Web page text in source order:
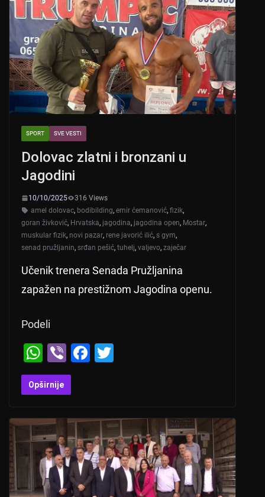
SPORT SVE VESTI
Dolovac zlatni i bronzani u
Jagodini
10/10/2025
316 Views
amel dolovac, bodibilding, emir ćemanović, fizik,
goran živković, Hrvatska, jagodina, jagodina open, Mostar,
muskular fizik, novi pazar, rene javorić ilić, s gym,
senad pružljanin, srđan pešić, tuhelj, valjevo, zaječar
Učenik trenera Senada Pružljanina
zapažen na prestižnom Jagodina openu.
Podeli
W
h
at
A
p
p
Vi
b
er
F
b
o
o
k
Opširnije